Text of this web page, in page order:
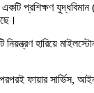
একটি প্রশিক্ষণ
হারিয়ে
ফায়ার সার্ভিস,